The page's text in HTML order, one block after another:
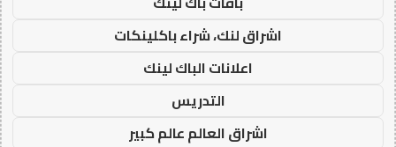
اشراق لنك، شراء باكلينكات
اعلانات الباك لينك
التدريس
اشراق العالم عالم كبير